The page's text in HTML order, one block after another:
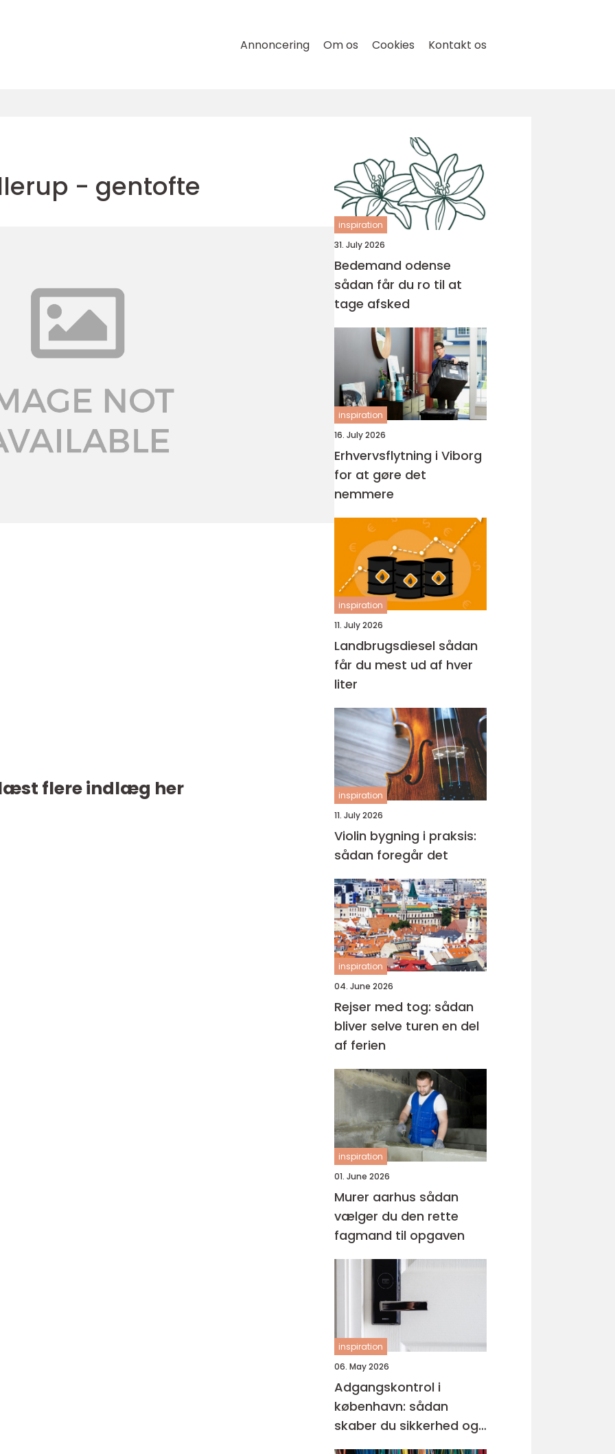
Annoncering Om os Cookies Kontakt os
- gentofte
flere indlæg her
inspiration
31. July 2026
Bedemand odense
sådan får du ro til at
tage afsked
inspiration
16. July 2026
Erhvervsflytning i Viborg
for at gøre det
nemmere
inspiration
11. July 2026
Landbrugsdiesel sådan
får du mest ud af hver
liter
inspiration
11. July 2026
Violin bygning i praksis:
sådan foregår det
inspiration
04. June 2026
Rejser med tog: sådan
bliver selve turen en del
af ferien
inspiration
01. June 2026
Murer aarhus sådan
vælger du den rette
fagmand til opgaven
inspiration
06. May 2026
Adgangskontrol i
københavn: sådan
skaber du sikkerhed og
tryghed i hverdagen